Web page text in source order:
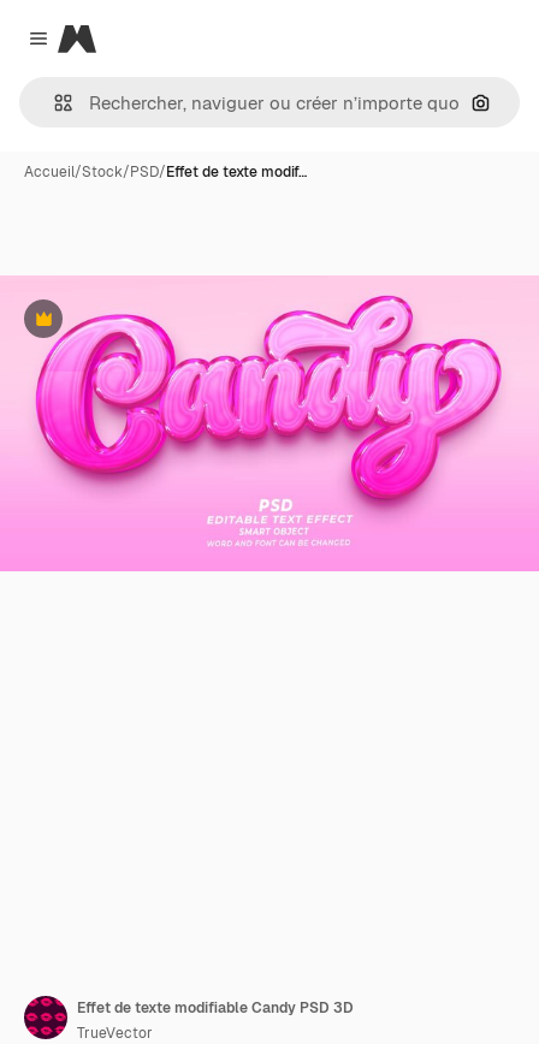
Close menu
Magnific
Accueil/Stock/PSD/Effet de texte modif…
Premium
Effet de texte modifiable Candy PSD 3D
TrueVector